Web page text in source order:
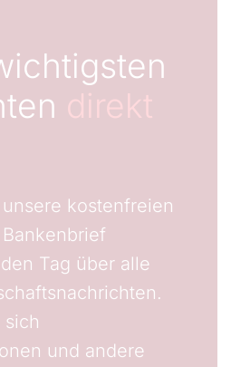
direkt
kostenfreien
Tag über alle
sich
und andere